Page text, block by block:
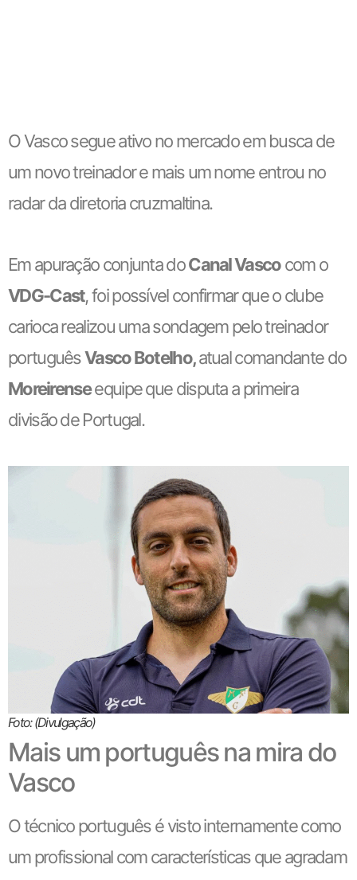
O Vasco segue ativo no mercado em busca de
um novo treinador e mais um nome entrou no
radar da diretoria cruzmaltina.
Em apuração conjunta doCanal Vascocom o
VDG-Cast, foi possível confirmar que o clube
carioca realizou uma sondagem pelo treinador
portuguêsVasco Botelho,atual comandante do
Moreirenseequipe que disputa a primeira
divisão de Portugal.
Foto: (Divulgação)
Mais um português na mira do
Vasco
O técnico português é visto internamente como
um profissional com características que agradam